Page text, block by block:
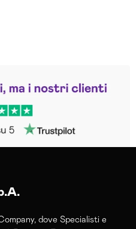
dove Specialisti e